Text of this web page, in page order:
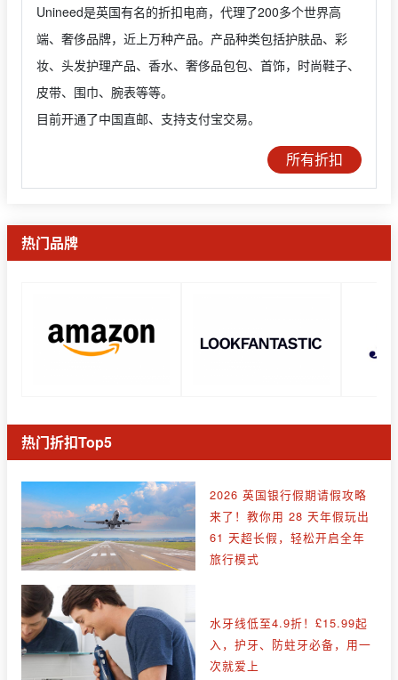
Unineed是英国有名的折扣电商，代理了200多个世界高
端、奢侈品牌，近上万种产品。产品种类包括护肤品、彩
妆、头发护理产品、香水、奢侈品包包、首饰，时尚鞋子、
皮带、围巾、腕表等等。
目前开通了中国直邮、支持支付宝交易。
所有折扣
热门品牌
热门折扣Top5
2026 英国银行假期请假攻略
来了！教你用 28 天年假玩出
61 天超长假，轻松开启全年
旅行模式
水牙线低至4.9折！£15.99起
入，护牙、防蛀牙必备，用一
次就爱上